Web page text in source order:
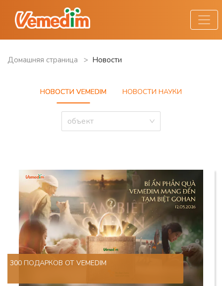
Домашняя страница > Новости
НОВОСТИ VEMEDIM НОВОСТИ НАУКИ
объект
300 ПОДАРКОВ ОТ VEMEDIM